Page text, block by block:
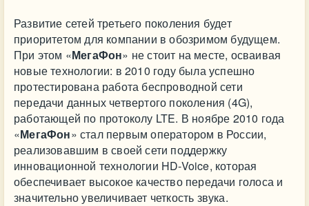
Развитие сетей третьего поколения будет
приоритетом для компании в обозримом будущем.
При этом «МегаФон» не стоит на месте, осваивая
новые технологии: в 2010 году была успешно
протестирована работа беспроводной сети
передачи данных четвертого поколения (4G),
работающей по протоколу LTE. В ноябре 2010 года
«МегаФон» стал первым оператором в России,
реализовавшим в своей сети поддержку
инновационной технологии HD-Voice, которая
обеспечивает высокое качество передачи голоса и
значительно увеличивает четкость звука.